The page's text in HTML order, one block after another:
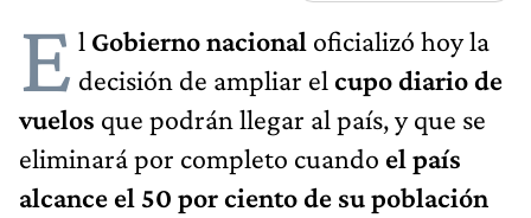
E l Gobierno nacional oficializó hoy la
decisión de ampliar el cupo diario de
vuelos que podrán llegar al país, y que se
eliminará por completo cuando el país
alcance el 50 por ciento de su población